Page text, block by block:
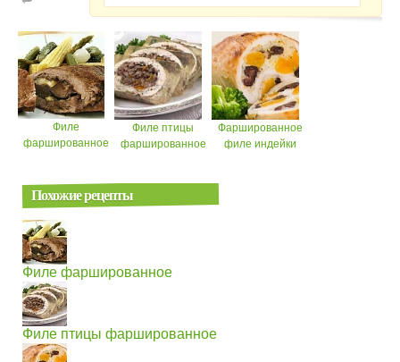
Филе
фаршированное
Филе птицы
фаршированное
Фаршированное
филе индейки
Похожие рецепты
Филе фаршированное
Филе птицы фаршированное